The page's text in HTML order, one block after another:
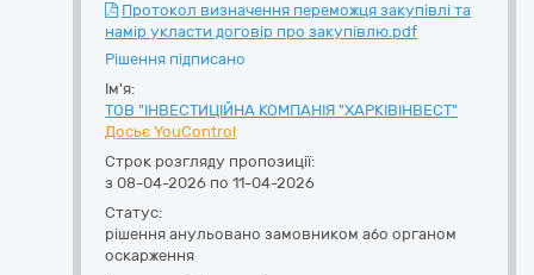
Протокол визначення переможця закупівлі та
намір укласти договір про закупівлю.pdf
Рішення підписано
Ім'я:
ТОВ "ІНВЕСТИЦІЙНА КОМПАНІЯ "ХАРКІВІНВЕСТ"
Досьє YouControl
Строк розгляду пропозиції:
з 08-04-2026 по 11-04-2026
Статус:
рішення анульовано замовником або органом
оскарження